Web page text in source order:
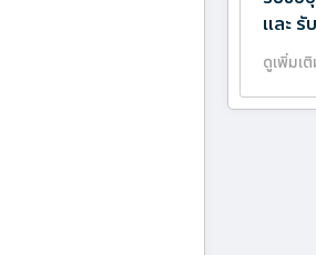
และ รั
ดูเพิ่มเ